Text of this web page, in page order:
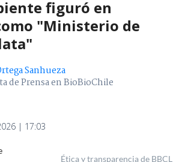
figuró en
"Ministerio de
Sanhueza
de Prensa en BioBioChile
| 17:03
Ética y transparencia de BBCL